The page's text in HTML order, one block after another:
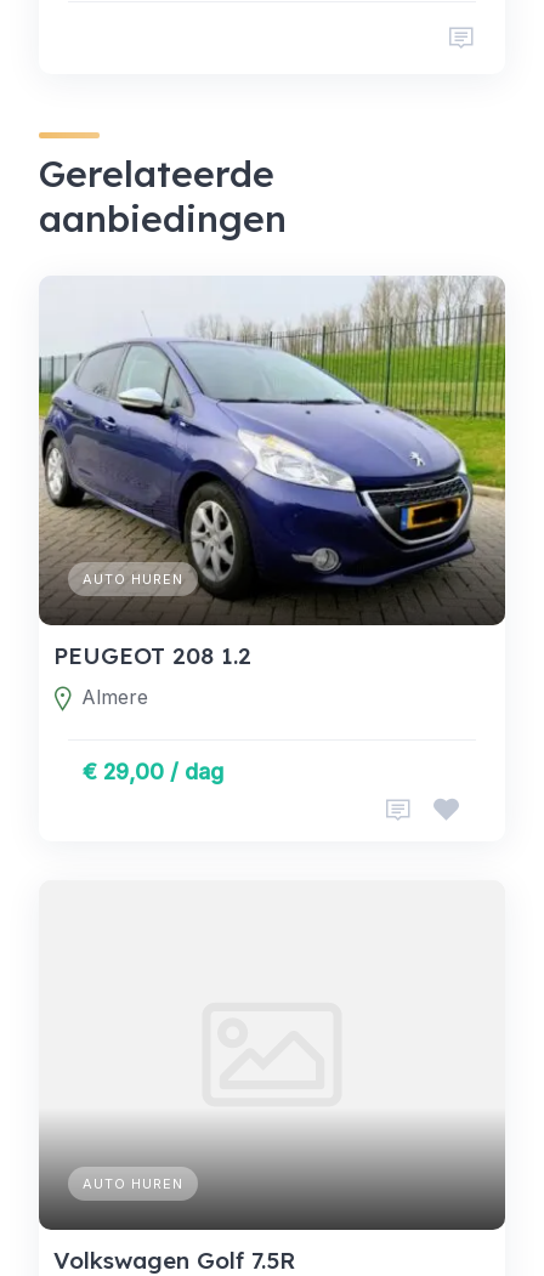
Gerelateerde
aanbiedingen
AUTO HUREN
PEUGEOT 208 1.2
Almere
€ 29,00 / dag
AUTO HUREN
Volkswagen Golf 7.5R